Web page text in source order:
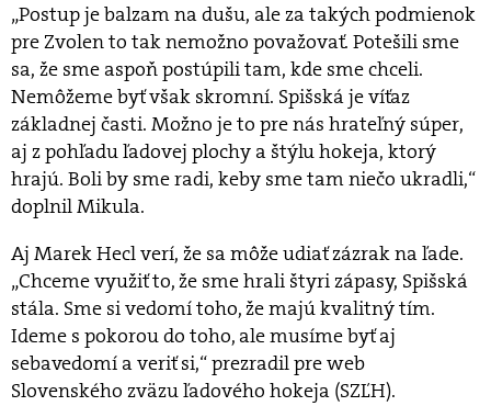
„Postup je balzam na dušu, ale za takých podmienok
pre Zvolen to tak nemožno považovať. Potešili sme
sa, že sme aspoň postúpili tam, kde sme chceli.
Nemôžeme byť však skromní. Spišská je víťaz
základnej časti. Možno je to pre nás hrateľný súper,
aj z pohľadu ľadovej plochy a štýlu hokeja, ktorý
hrajú. Boli by sme radi, keby sme tam niečo ukradli,“
doplnil Mikula.
Aj Marek Hecl verí, že sa môže udiať zázrak na ľade.
„Chceme využiť to, že sme hrali štyri zápasy, Spišská
stála. Sme si vedomí toho, že majú kvalitný tím.
Ideme s pokorou do toho, ale musíme byť aj
sebavedomí a veriť si,“ prezradil pre web
Slovenského zväzu ľadového hokeja (SZĽH).